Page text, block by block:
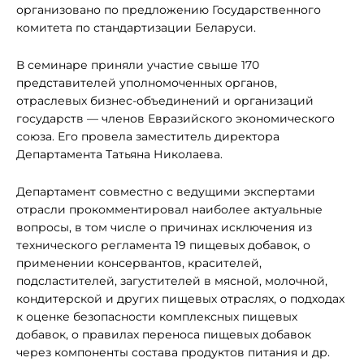
организовано по предложению Государственного
комитета по стандартизации Беларуси.
В семинаре приняли участие свыше 170
представителей уполномоченных органов,
отраслевых бизнес-объединений и организаций
государств — членов Евразийского экономического
союза. Его провела заместитель директора
Департамента Татьяна Николаева.
Департамент совместно с ведущими экспертами
отрасли прокомментировал наиболее актуальные
вопросы, в том числе о причинах исключения из
технического регламента 19 пищевых добавок, о
применении консервантов, красителей,
подсластителей, загустителей в мясной, молочной,
кондитерской и других пищевых отраслях, о подходах
к оценке безопасности комплексных пищевых
добавок, о правилах переноса пищевых добавок
через компоненты состава продуктов питания и др.